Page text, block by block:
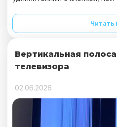
Читать
Вертикальная
телевизора
02.06.2026